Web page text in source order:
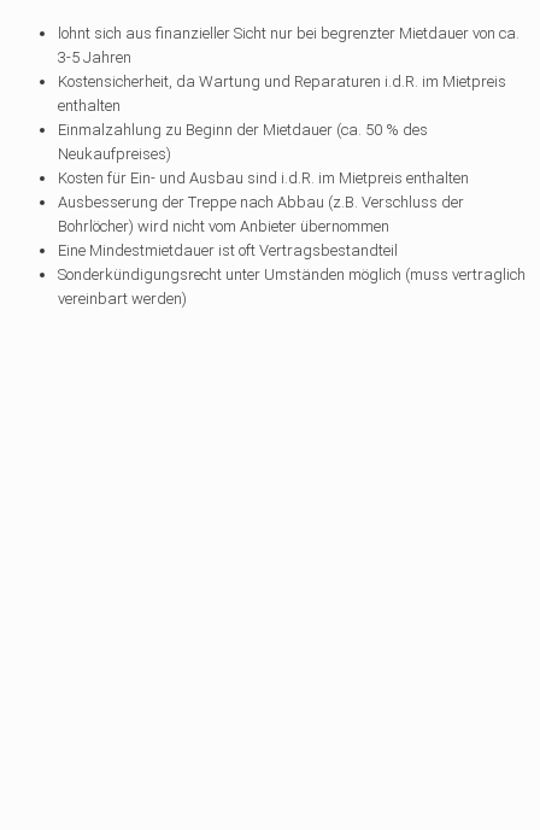
lohnt sich aus finanzieller Sicht nur bei begrenzter Mietdauer von ca.
3-5 Jahren
Kostensicherheit, da Wartung und Reparaturen i.d.R. im Mietpreis
enthalten
Einmalzahlung zu Beginn der Mietdauer (ca. 50 % des
Neukaufpreises)
Kosten für Ein- und Ausbau sind i.d.R. im Mietpreis enthalten
Ausbesserung der Treppe nach Abbau (z.B. Verschluss der
Bohrlöcher) wird nicht vom Anbieter übernommen
Eine Mindestmietdauer ist oft Vertragsbestandteil
Sonderkündigungsrecht unter Umständen möglich (muss vertraglich
vereinbart werden)